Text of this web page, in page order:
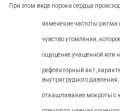
При этом виде порока сердца
изменение частоты
чувство утомления,
ощущение учащенной или
рефлекторный акт,
внутригрудного давления;
откашливание мокроты с